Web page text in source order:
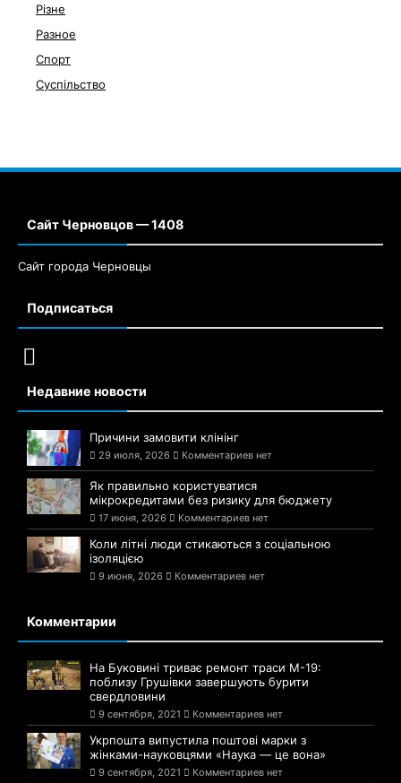
Різне
Разное
Спорт
Суспільство
Сайт Черновцов — 1408
Сайт города Черновцы
Подписаться
Недавние новости
Причини замовити клінінг
29 июля, 2026 Комментариев нет
Як правильно користуватися
мікрокредитами без ризику для бюджету
17 июня, 2026 Комментариев нет
Коли літні люди стикаються з соціальною
ізоляцією
9 июня, 2026 Комментариев нет
Комментарии
На Буковині триває ремонт траси М-19:
поблизу Грушівки завершують бурити
свердловини
9 сентября, 2021 Комментариев нет
Укрпошта випустила поштові марки з
жінками-науковцями «Наука — це вона»
9 сентября, 2021 Комментариев нет